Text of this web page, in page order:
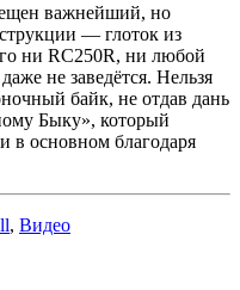
важнейший, но
— глоток из
ни RC250R, ни любой
не заведётся. Нельзя
байк, не отдав дань
Быку», который
в основном благодаря
, Видео